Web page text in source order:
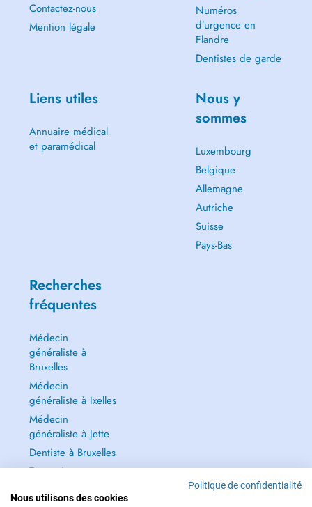
Contactez-nous
Mention légale
Numéros
d’urgence en
Flandre
Dentistes de garde
Liens utiles
Annuaire médical
et paramédical
Nous y
sommes
Luxembourg
Belgique
Allemagne
Autriche
Suisse
Pays-Bas
Recherches
fréquentes
Médecin
généraliste à
Bruxelles
Médecin
généraliste à Ixelles
Médecin
généraliste à Jette
Dentiste à Bruxelles
Tout voir →
Politique de confidentialité
Nous utilisons des cookies